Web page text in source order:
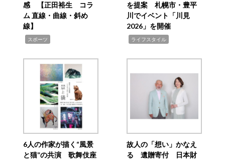
感 【正田裕生 コラ
ム 直線・曲線・斜め
線】
スポーツ
を提案 札幌市・豊平
川でイベント「川見
2026」を開催
ライフスタイル
6人の作家が描く“風景
と猫”の共演 歌舞伎座
故人の「想い」かなえ
る 遺贈寄付 日本財